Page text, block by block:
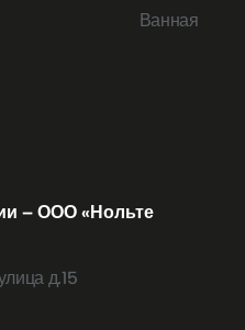
Ванная
– ООО «Нольте
д.15